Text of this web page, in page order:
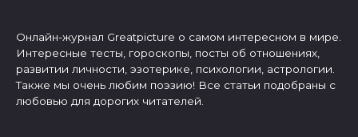
Онлайн-журнал Greatpicture о самом интересном в мире.
Интересные тесты, гороскопы, посты об отношениях,
развитии личности, эзотерике, психологии, астрологии.
Также мы очень любим поэзию! Все статьи подобраны с
любовью для дорогих читателей.